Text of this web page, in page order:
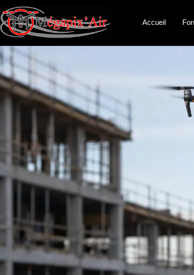
Accueil